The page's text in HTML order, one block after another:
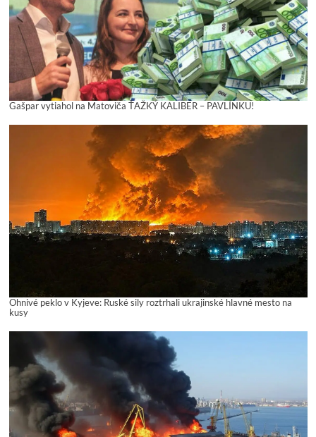
Gašpar vytiahol na Matoviča ŤAŽKÝ KALIBER – PAVLÍNKU!
Ohnivé peklo v Kyjeve: Ruské sily roztrhali ukrajinské hlavné mesto na
kusy